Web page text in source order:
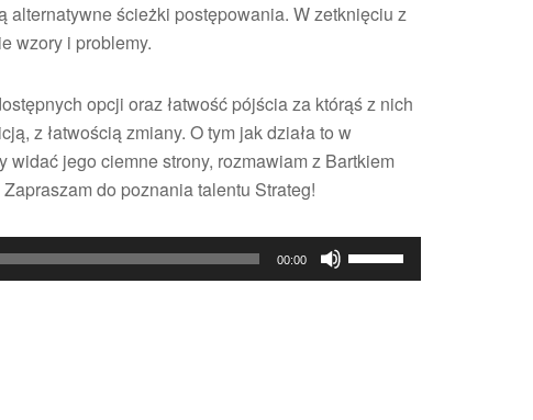
alternatywne ścieżki postępowania. W zetknięciu z
wzory i problemy.
opcji oraz łatwość pójścia za którąś z nich
z łatwością zmiany. O tym jak działa to w
widać jego ciemne strony, rozmawiam z Bartkiem
do poznania talentu Strateg!
00:00
strzałek